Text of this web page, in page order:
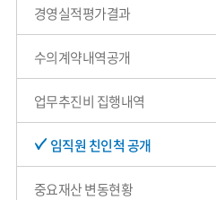
경영실적평가결과
수의계약내역공개
업무추진비 집행내역
임직원 친인척 공개
중요재산 변동현황